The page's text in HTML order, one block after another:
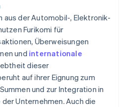
aus der Automobil-, Elektronik-
Furikomi für
Überweisungen
und internationale
dieser
auf ihrer Eignung zum
und zur Integration in
Unternehmen. Auch die